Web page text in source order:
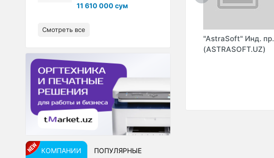
"AstraSoft" Инд. пр.
(ASTRASOFT.UZ)
11 610 000 сум
Смотреть все
КОМПАНИИ ПОПУЛЯРНЫЕ